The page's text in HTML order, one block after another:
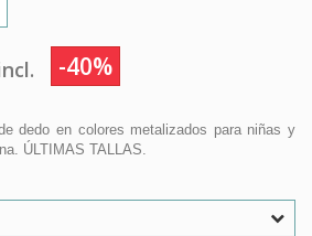
-40%
dedo en colores metalizados para niñas y
ÚLTIMAS TALLAS.